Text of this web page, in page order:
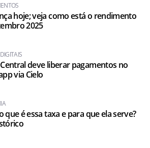
hoje; veja como está o rendimento
2025
deve liberar pagamentos no
via Cielo
que é essa taxa e para que ela serve?